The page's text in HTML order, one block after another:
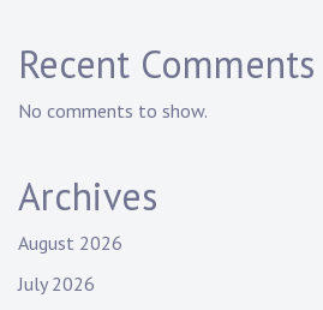
Recent Comments
No comments to show.
Archives
August 2026
July 2026